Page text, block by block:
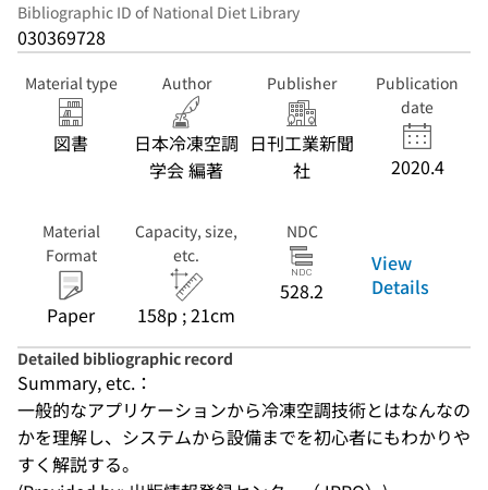
Bibliographic ID of National Diet Library
030369728
Material type
図書
Author
日本冷凍空調
学会 編著
Publisher
日刊工業新聞
社
Publication
date
2020.4
Material
Format
Paper
Capacity, size,
etc.
158p ; 21cm
NDC
528.2
View
Details
Detailed bibliographic record
Summary, etc.：
一般的なアプリケーションから冷凍空調技術とはなんなの
かを理解し、システムから設備までを初心者にもわかりや
すく解説する。